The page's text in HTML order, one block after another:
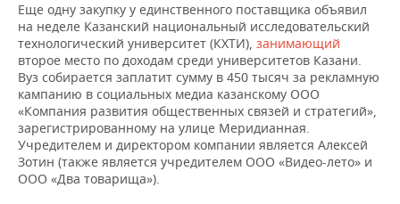
Еще одну закупку у единственного поставщика объявил
на неделе Казанский национальный исследовательский
технологический университет (КХТИ), занимающий
второе место по доходам среди университетов Казани.
Вуз собирается заплатит сумму в 450 тысяч за рекламную
кампанию в социальных медиа казанскому ООО
«Компания развития общественных связей и стратегий»,
зарегистрированному на улице Меридианная.
Учредителем и директором компании является Алексей
Зотин (также является учредителем ООО «Видео-лето» и
ООО «Два товарища»).